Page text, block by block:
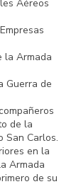
Aéreos
la Armada
Guerra de
de la
San Carlos.
en la
Armada
de su